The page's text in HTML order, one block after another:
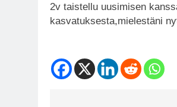
2v taistellu uusimisen
kasvatuksesta,mielestäni